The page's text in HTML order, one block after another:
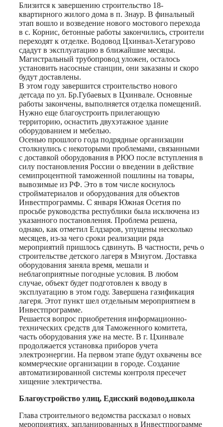
Близится к завершению строительство 18-
квартирного жилого дома в п. Знаур. В финальный
этап вошло и возведение нового мостового перехода
в с. Корнис, бетонные работы закончились, строители
переходят к отделке. Водовод Цхинвал-Хетагурово
сдадут в эксплуатацию в ближайшие месяцы.
Магистральный трубопровод уложен, осталось
установить насосные станции, они заказаны и скоро
будут доставлены.
В этом году завершится строительство нового
детсада по ул. Бр.Губаевых в Цхинвале. Основные
работы закончены, выполняется отделка помещений.
Нужно еще благоустроить прилегающую
территорию, оснастить двухэтажное здание
оборудованием и мебелью.
Осенью прошлого года подрядные организации
столкнулись с некоторыми проблемами, связанными
с доставкой оборудования в РЮО после вступления в
силу постановления России о введении в действие
семипроцентной таможенной пошлины на товары,
вывозимые из РФ. Это в том числе коснулось
стройматериалов и оборудования для объектов
Инвестпрограммы. С января Южная Осетия по
просьбе руководства республики была исключена из
указанного постановления. Проблема решена,
однако, как отметил Елдзаров, упущены несколько
месяцев, из-за чего сроки реализации ряда
мероприятий пришлось сдвинуть. В частности, речь о
строительстве детского лагеря в Мзиугом. Доставка
оборудования заняла время, мешали и
неблагоприятные погодные условия. В любом
случае, объект будет подготовлен к вводу в
эксплуатацию в этом году. Завершена газификация
лагеря. Этот пункт шел отдельным мероприятием в
Инвестпрограмме.
Решается вопрос приобретения информационно-
технических средств для Таможенного комитета,
часть оборудования уже на месте. В г. Цхинвале
продолжается установка приборов учета
электроэнергии. На первом этапе будут охвачены все
коммерческие организации в городе. Создание
автоматизированной системы контроля пресечет
хищение электричества.
Благоустройство улиц, Едисский водовод,школа
Глава строительного ведомства рассказал о новых
мероприятиях, запланированных в Инвестпрограмме